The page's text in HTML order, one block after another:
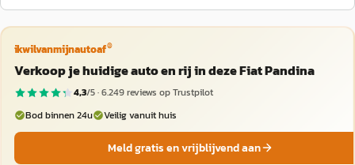
ikwilvanmijnautoaf®
Verkoop je huidige auto en rij in deze Fiat Pandina
4,3/5 ·6.249reviews op Trustpilot
Bod binnen 24u
Veilig vanuit huis
Meld gratis en vrijblijvend aan